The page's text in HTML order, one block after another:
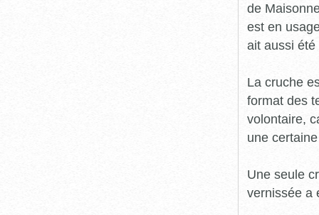
de
est en
ait aussi
La cruche
format des
volontaire,
une
Une seule
vernissée a